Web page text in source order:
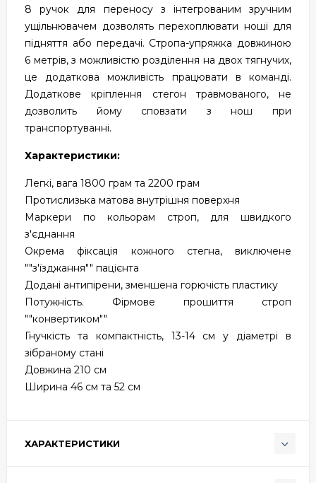
8 ручок для переносу з інтегрованим зручним
ущільнювачем дозволять перехоплювати ноші для
підняття або передачі. Стропа-упряжка довжиною
6 метрів, з можливістю розділення на двох тягнучих,
це додаткова можливість працювати в команді.
Додаткове кріплення стегон травмованого, не
дозволить йому сповзати з нош при
транспортуванні.
Характеристики:
Легкі, вага 1800 грам та 2200 грам
Протислизька матова внутрішня поверхня
Маркери по кольорам строп, для швидкого
з'єднання
Окрема фіксація кожного стегна, виключене
""з'їзджання"" пацієнта
Додані антипірени, зменшена горючість пластику
Потужність. Фірмове прошиття строп
""конвертиком""
Гнучкість та компактність, 13-14 см у діаметрі в
зібраному стані
Довжина 210 см
Ширина 46 см та 52 см
ХАРАКТЕРИСТИКИ